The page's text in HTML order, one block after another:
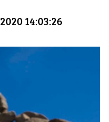
14:03:26